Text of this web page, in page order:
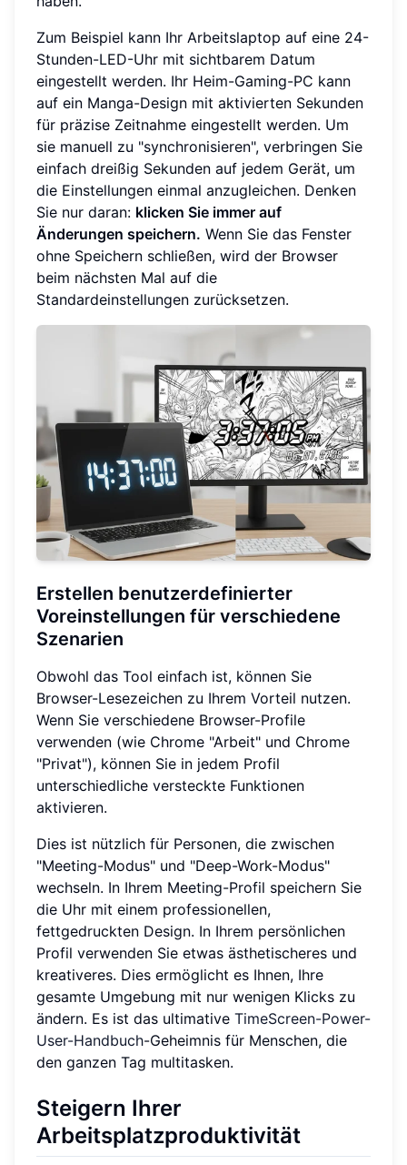
Zum Beispiel kann Ihr Arbeitslaptop auf eine 24-
Stunden-LED-Uhr mit sichtbarem Datum
eingestellt werden. Ihr Heim-Gaming-PC kann
auf ein Manga-Design mit aktivierten Sekunden
für präzise Zeitnahme eingestellt werden. Um
sie manuell zu "synchronisieren", verbringen Sie
einfach dreißig Sekunden auf jedem Gerät, um
die Einstellungen einmal anzugleichen. Denken
Sie nur daran: klicken Sie immer auf
Änderungen speichern. Wenn Sie das Fenster
ohne Speichern schließen, wird der Browser
beim nächsten Mal auf die
Standardeinstellungen zurücksetzen.
Erstellen benutzerdefinierter
Voreinstellungen für verschiedene
Szenarien
Obwohl das Tool einfach ist, können Sie
Browser-Lesezeichen zu Ihrem Vorteil nutzen.
Wenn Sie verschiedene Browser-Profile
verwenden (wie Chrome "Arbeit" und Chrome
"Privat"), können Sie in jedem Profil
unterschiedliche versteckte Funktionen
aktivieren.
Dies ist nützlich für Personen, die zwischen
"Meeting-Modus" und "Deep-Work-Modus"
wechseln. In Ihrem Meeting-Profil speichern Sie
die Uhr mit einem professionellen,
fettgedruckten Design. In Ihrem persönlichen
Profil verwenden Sie etwas ästhetischeres und
kreativeres. Dies ermöglicht es Ihnen, Ihre
gesamte Umgebung mit nur wenigen Klicks zu
ändern. Es ist das ultimative TimeScreen-Power-
User-Handbuch-Geheimnis für Menschen, die
den ganzen Tag multitasken.
Steigern Ihrer
Arbeitsplatzproduktivität